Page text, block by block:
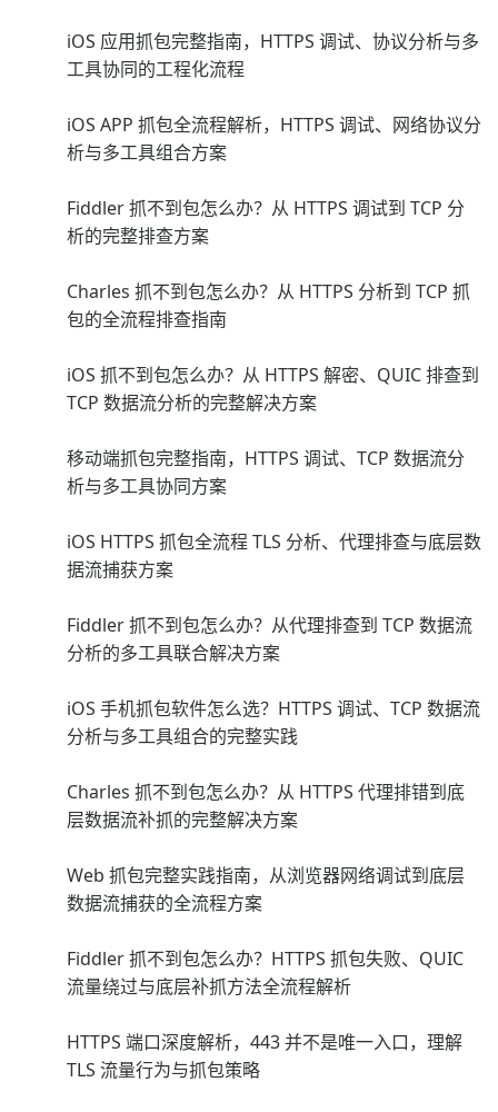
iOS 应用抓包完整指南，HTTPS 调试、协议分析与多
工具协同的工程化流程
iOS APP 抓包全流程解析，HTTPS 调试、网络协议分
析与多工具组合方案
Fiddler 抓不到包怎么办？从 HTTPS 调试到 TCP 分
析的完整排查方案
Charles 抓不到包怎么办？从 HTTPS 分析到 TCP 抓
包的全流程排查指南
iOS 抓不到包怎么办？从 HTTPS 解密、QUIC 排查到
TCP 数据流分析的完整解决方案
移动端抓包完整指南，HTTPS 调试、TCP 数据流分
析与多工具协同方案
iOS HTTPS 抓包全流程 TLS 分析、代理排查与底层数
据流捕获方案
Fiddler 抓不到包怎么办？从代理排查到 TCP 数据流
分析的多工具联合解决方案
iOS 手机抓包软件怎么选？HTTPS 调试、TCP 数据流
分析与多工具组合的完整实践
Charles 抓不到包怎么办？从 HTTPS 代理排错到底
层数据流补抓的完整解决方案
Web 抓包完整实践指南，从浏览器网络调试到底层
数据流捕获的全流程方案
Fiddler 抓不到包怎么办？HTTPS 抓包失败、QUIC
流量绕过与底层补抓方法全流程解析
HTTPS 端口深度解析，443 并不是唯一入口，理解
TLS 流量行为与抓包策略